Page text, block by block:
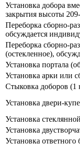
Установка добора
закрытия высоты
Переборка сборно-
обсуждается
Переборка сборно-
(остекленное),
Установка портала
Установка арки или
Стыковка доборов (1
Установка двери-
Установка
Установка
Установка ответного